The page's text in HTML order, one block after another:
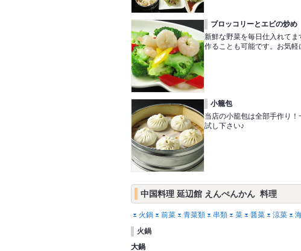
ブロッコリーとエビの炒め
新鮮な野菜を毎日仕入れて
作ることも可能です。お気
小籠包
当店の小籠包は全部手作り
試し下さい♪
中国料理 延辺館 えんぺんかん 料理
火鍋 前菜 青菜類 串類 菜 醤菜 涼菜
火鍋
大鍋